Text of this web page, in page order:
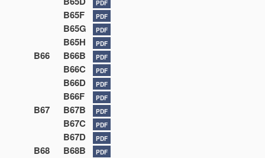
PDF
B65F PDF
B65G PDF
B65H PDF
B66 B66B PDF
B66C PDF
B66D PDF
B66F PDF
B67 B67B PDF
B67C PDF
B67D PDF
B68 B68B PDF